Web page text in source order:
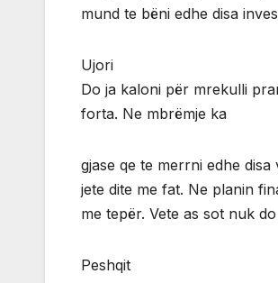
mund te bëni edhe disa
Ujori
Do ja kaloni për mrekulli
forta. Ne mbrëmje ka
gjase qe te merrni edhe
jete dite me fat. Ne planin
me tepër. Vete as sot nuk
Peshqit